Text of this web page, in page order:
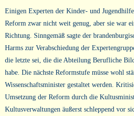
Einigen Experten der Kinder- und
Reform zwar nicht weit genug, aber sie war
Richtung. Sinngemäß sagte der
Harms zur Verabschiedung der
die letzte sei, die die Abteilung Berufliche
habe. Die nächste Reformstufe müsse wohl
Wissenschaftsminister gestaltet werden.
Umsetzung der Reform durch die
Kultusverwaltungen äußerst schleppend vor